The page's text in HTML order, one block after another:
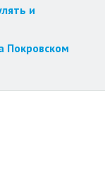
и
Покровском